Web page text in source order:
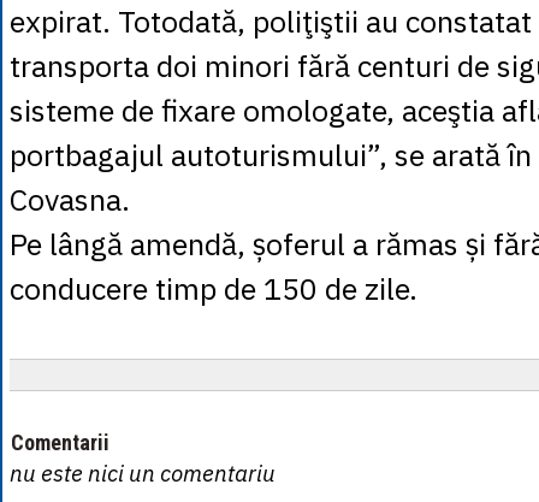
expirat. Totodată, poliţiştii au constatat
transporta doi minori fără centuri de
sisteme de fixare omologate, aceştia
portbagajul autoturismului”, se arată
Covasna.
Pe lângă amendă, șoferul a rămas și
conducere timp de 150 de zile.
Comentarii
nu este nici un comentariu